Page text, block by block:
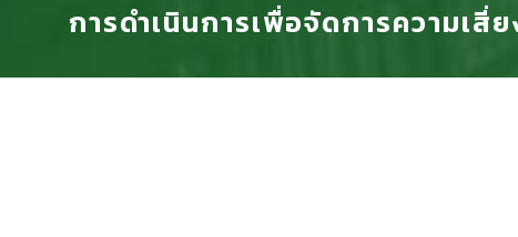
การดำเนินการเพื่อจัดการความเสี่